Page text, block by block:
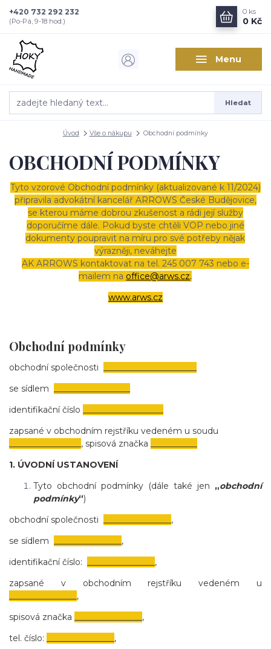
Menu
Hledat
+420 732 292 232
(Po-Pá, 9-18 hod.)
0 ks
0 Kč
Úvod Vše o nákupu Obchodní podmínky
OBCHODNÍ PODMÍNKY
Tyto vzorové Obchodní podmínky (aktualizované k 11/2024)
připravila advokátní kancelář ARROWS České Budějovice,
se kterou máme dobrou zkušenost a rádi její služby
doporučíme dále. Pokud byste chtěli VOP nebo jiné
dokumenty poupravit na míru pro své potřeby nějak
výrazněji, neváhejte
AK ARROWS kontaktovat na tel. 245 007 743 nebo e-
mailem na office@arws.cz.
www.arws.cz
Obchodní podmínky
obchodní společnosti
se sídlem
identifikační číslo
zapsané v obchodním rejstříku vedeném u soudu
, spisová značka
1. ÚVODNÍ USTANOVENÍ
Tyto obchodní podmínky (dále také jen „obchodní
podmínky“)
obchodní společnosti
,
se sídlem
,
identifikační číslo:
,
zapsané v obchodním rejstříku vedeném u
,
spisová značka
,
tel. číslo:
,